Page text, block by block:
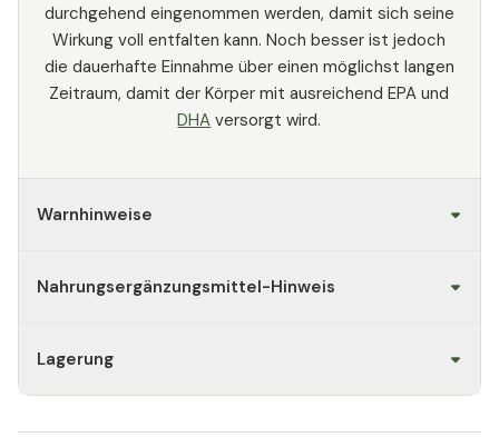
durchgehend eingenommen werden, damit sich seine
Wirkung voll entfalten kann. Noch besser ist jedoch
die dauerhafte Einnahme über einen möglichst langen
Zeitraum, damit der Körper mit ausreichend EPA und
DHA versorgt wird.
Warnhinweise
Nahrungsergänzungsmittel-Hinweis
Lagerung